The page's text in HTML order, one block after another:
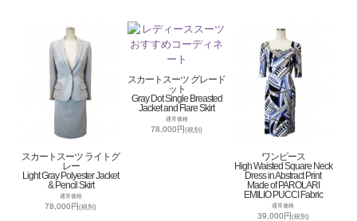
スカートスーツ ライトグ
レー
Light Gray Polyester Jacket
& Pencil Skirt
通常価格
78,000円(税別)
スカートスーツ グレード
ット
Gray Dot Single Breasted
Jacket and Flare Skirt
通常価格
78,000円(税別)
ワンピース
High Waisted Square Neck
Dress in Abstract Print
Made of PAROLARI
EMILIO PUCCI Fabric
通常価格
39,000円(税別)